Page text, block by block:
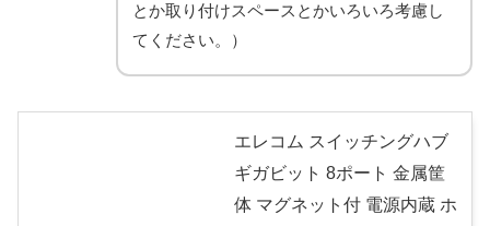
とか取り付けスペースとかいろいろ考慮し
てください。）
エレコム スイッチングハブ
ギガビット 8ポート 金属筐
体 マグネット付 電源内蔵 ホ